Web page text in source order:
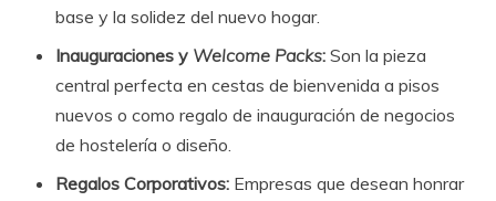
base y la solidez del nuevo hogar.
Inauguraciones y Welcome Packs: Son la pieza
central perfecta en cestas de bienvenida a pisos
nuevos o como regalo de inauguración de negocios
de hostelería o diseño.
Regalos Corporativos: Empresas que desean honrar